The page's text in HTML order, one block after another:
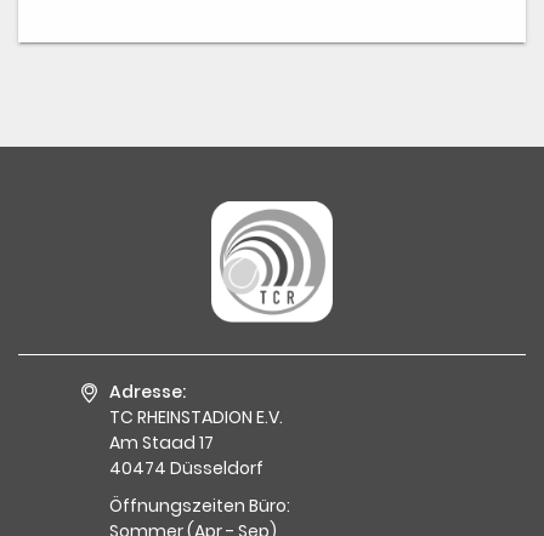
Adresse:
TC RHEINSTADION E.V.
Am Staad 17
40474 Düsseldorf
Öffnungszeiten Büro:
Sommer (Apr - Sep)